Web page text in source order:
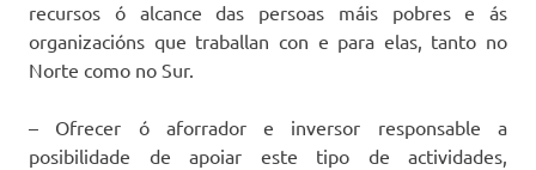
recursos ó alcance das persoas máis pobres e ás
organizacións que traballan con e para elas, tanto no
Norte como no Sur.
– Ofrecer ó aforrador e inversor responsable a
posibilidade de apoiar este tipo de actividades,